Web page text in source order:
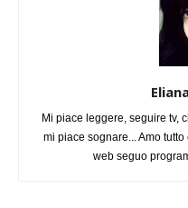
Mi piace leggere, seguire tv,
mi piace sognare... Amo
web seguo